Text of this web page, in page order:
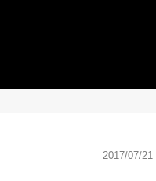
2017/07/21